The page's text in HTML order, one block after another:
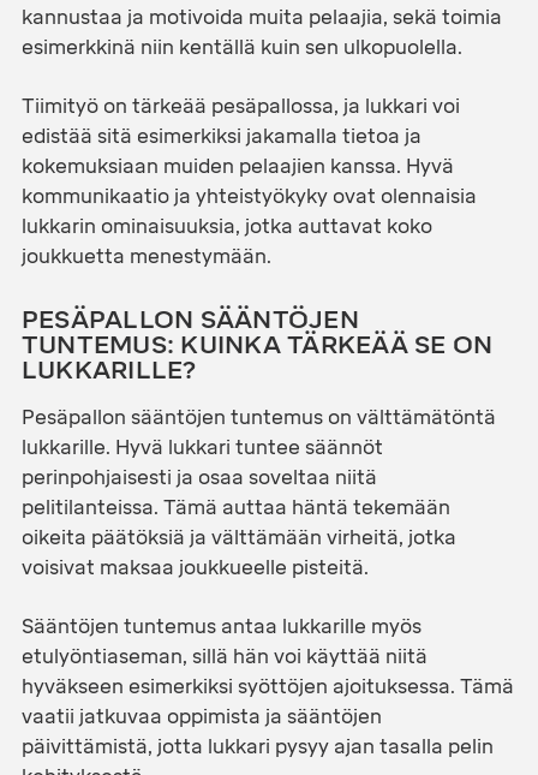
kannustaa ja motivoida muita pelaajia, sekä toimia
esimerkkinä niin kentällä kuin sen ulkopuolella.
Tiimityö on tärkeää pesäpallossa, ja lukkari voi
edistää sitä esimerkiksi jakamalla tietoa ja
kokemuksiaan muiden pelaajien kanssa. Hyvä
kommunikaatio ja yhteistyökyky ovat olennaisia
lukkarin ominaisuuksia, jotka auttavat koko
joukkuetta menestymään.
PESÄPALLON SÄÄNTÖJEN
TUNTEMUS: KUINKA TÄRKEÄÄ SE ON
LUKKARILLE?
Pesäpallon sääntöjen tuntemus on välttämätöntä
lukkarille. Hyvä lukkari tuntee säännöt
perinpohjaisesti ja osaa soveltaa niitä
pelitilanteissa. Tämä auttaa häntä tekemään
oikeita päätöksiä ja välttämään virheitä, jotka
voisivat maksaa joukkueelle pisteitä.
Sääntöjen tuntemus antaa lukkarille myös
etulyöntiaseman, sillä hän voi käyttää niitä
hyväkseen esimerkiksi syöttöjen ajoituksessa. Tämä
vaatii jatkuvaa oppimista ja sääntöjen
päivittämistä, jotta lukkari pysyy ajan tasalla pelin